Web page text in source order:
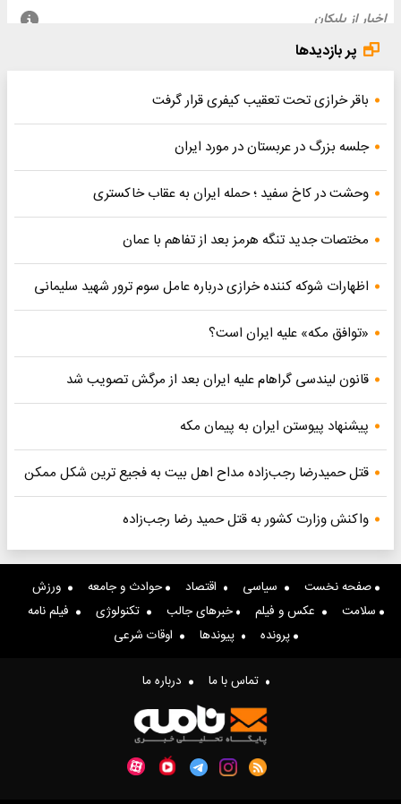
پر بازدیدها
باقر خرازی تحت تعقیب کیفری قرار گرفت
جلسه بزرگ در عربستان در مورد ایران
وحشت در کاخ سفید ؛ حمله ایران به عقاب خاکستری
مختصات جدید تنگه هرمز بعد از تفاهم با عمان
اظهارات شوکه کننده خرازی درباره عامل سوم ترور شهید سلیمانی
«توافق مکه» علیه ایران است؟
قانون لیندسی گراهام علیه ایران بعد از مرگش تصویب شد
پیشنهاد پیوستن ایران به پیمان مکه
قتل حمیدرضا رجب‌زاده مداح اهل بیت به فجیع ترین شکل ممکن
واکنش وزارت کشور به قتل حمید رضا رجب‌زاده
صفحه نخست سیاسی اقتصاد حوادث و جامعه
ورزش
سلامت
عکس و فیلم خبرهای جالب تکنولوژی
فیلم نامه
پرونده
پیوندها اوقات شرعی
تماس با ما درباره ما